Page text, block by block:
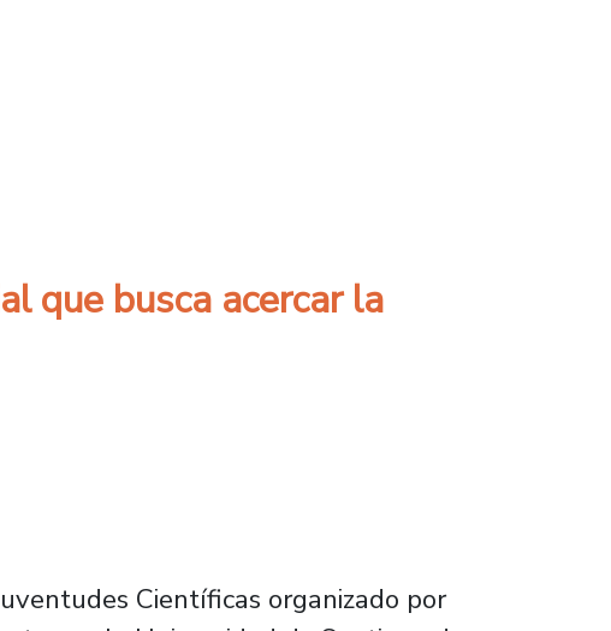
destacados expertos internacionales
que busca acercar la
Científicas organizado por